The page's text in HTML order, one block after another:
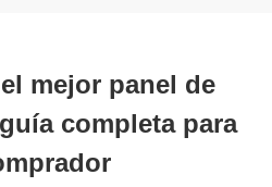
mejor panel de
completa para